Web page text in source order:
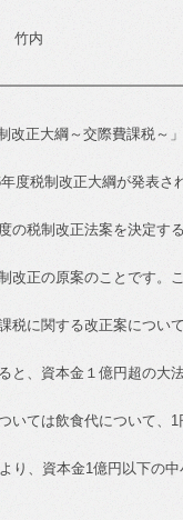
竹内
改正大綱～交際費課税～
年度税制改正大綱が発表さ
の税制改正法案を決定す
改正の原案のことです。
税に関する改正案につい
と、資本金１億円超の大
いては飲食代について、 1
り、資本金1億円以下の